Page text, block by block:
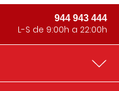
944 943 444
L-S de 9:00h a 22:00h